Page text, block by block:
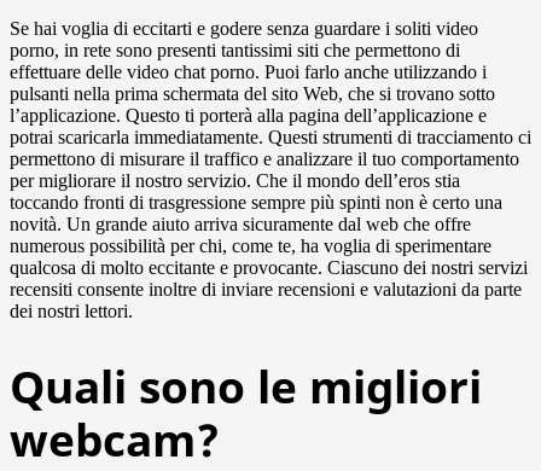
Se hai voglia di eccitarti e godere senza guardare i soliti video
porno, in rete sono presenti tantissimi siti che permettono di
effettuare delle video chat porno. Puoi farlo anche utilizzando i
pulsanti nella prima schermata del sito Web, che si trovano sotto
l’applicazione. Questo ti porterà alla pagina dell’applicazione e
potrai scaricarla immediatamente. Questi strumenti di tracciamento ci
permettono di misurare il traffico e analizzare il tuo comportamento
per migliorare il nostro servizio. Che il mondo dell’eros stia
toccando fronti di trasgressione sempre più spinti non è certo una
novità. Un grande aiuto arriva sicuramente dal web che offre
numerous possibilità per chi, come te, ha voglia di sperimentare
qualcosa di molto eccitante e provocante. Ciascuno dei nostri servizi
recensiti consente inoltre di inviare recensioni e valutazioni da parte
dei nostri lettori.
Quali sono le migliori
webcam?